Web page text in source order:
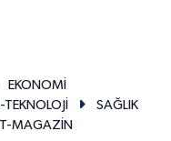
EKONOMİ
TEKNOLOJİ
SAĞLIK
MAGAZİN